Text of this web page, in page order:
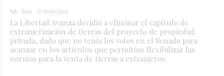
NA País El miércoles
La Libertad Avanza decidió a eliminar el capítulo de
extranjerización de tierras del proyecto de propiedad
privada, dado que no tenía los votos en el Senado para
avanzar en los artículos que permitían flexibilizar las
normas para la venta de tierras a extranjeros.